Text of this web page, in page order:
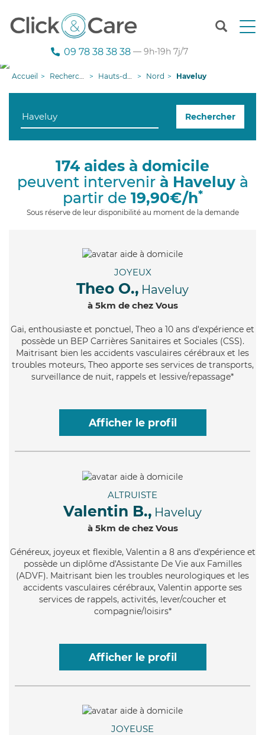
T
n
g
i
09 78 38 38 38 — 9h-19h 7j/7
Accueil Recherche aide à domicile Hauts-de-France Nord Haveluy
Rechercher
174 aides à domicile
peuvent intervenir à Haveluyà
partir de 19,90€/h*
Sous réserve de leur disponibilité au moment de la demande
JOYEUX
Theo O., Haveluy
à 5km de chez Vous
Gai, enthousiaste et ponctuel, Theo a 10 ans d'expérience et
possède un BEP Carrières Sanitaires et Sociales (CSS).
Maitrisant bien les accidents vasculaires cérébraux et les
troubles moteurs, Theo apporte ses services de transports,
surveillance de nuit, rappels et lessive/repassage*
Afficher le profil
ALTRUISTE
Valentin B., Haveluy
à 5km de chez Vous
Généreux, joyeux et flexible, Valentin a 8 ans d'expérience et
possède un diplôme d'Assistante De Vie aux Familles
(ADVF). Maitrisant bien les troubles neurologiques et les
accidents vasculaires cérébraux, Valentin apporte ses
services de rappels, activités, lever/coucher et
compagnie/loisirs*
Afficher le profil
JOYEUSE